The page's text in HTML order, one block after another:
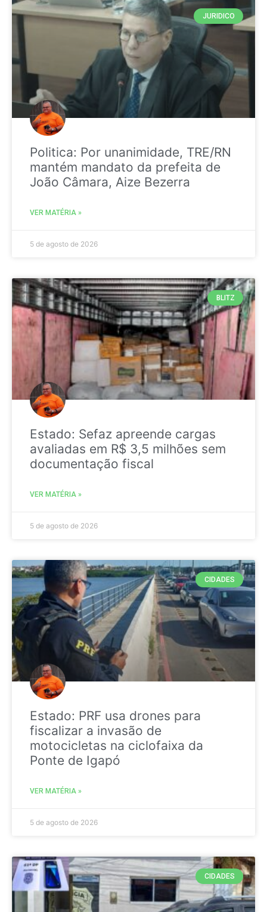
JURIDICO
Politica: Por unanimidade, TRE/RN
mantém mandato da prefeita de
João Câmara, Aize Bezerra
VER MATÉRIA »
5 de agosto de 2026
BLITZ
Estado: Sefaz apreende cargas
avaliadas em R$ 3,5 milhões sem
documentação fiscal
VER MATÉRIA »
5 de agosto de 2026
CIDADES
Estado: PRF usa drones para
fiscalizar a invasão de
motocicletas na ciclofaixa da
Ponte de Igapó
VER MATÉRIA »
5 de agosto de 2026
CIDADES